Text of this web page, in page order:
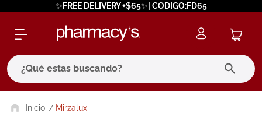
✨FREE DELIVERY +$65✨| CODIGO:FD65
¿Qué estas buscando?
Mirzalux
términos más buscados